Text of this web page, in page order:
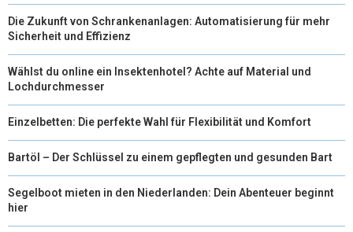
Die Zukunft von Schrankenanlagen: Automatisierung für mehr
Sicherheit und Effizienz
Wählst du online ein Insektenhotel? Achte auf Material und
Lochdurchmesser
Einzelbetten: Die perfekte Wahl für Flexibilität und Komfort
Bartöl – Der Schlüssel zu einem gepflegten und gesunden Bart
Segelboot mieten in den Niederlanden: Dein Abenteuer beginnt
hier